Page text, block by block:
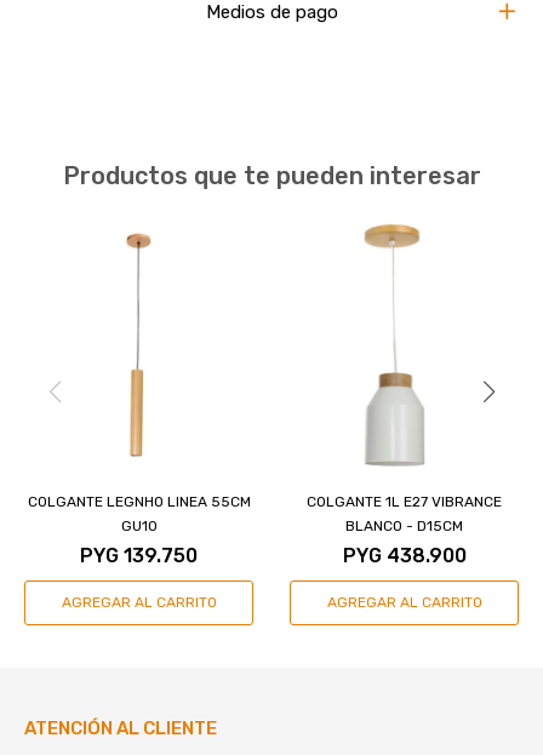
Medios de pago
Productos que te pueden interesar
COLGANTE LEGNHO LINEA 55CM
GU10
PYG 139.750
COLGANTE 1L E27 VIBRANCE
BLANCO - D15CM
PYG 438.900
ATENCIÓN AL CLIENTE